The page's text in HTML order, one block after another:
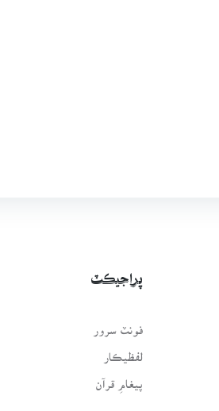
پراجيڪٽ
فونٽ سرور
لفظيڪار
پيغامِ قرآن